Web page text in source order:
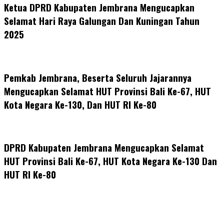
Ketua DPRD Kabupaten Jembrana Mengucapkan
Selamat Hari Raya Galungan Dan Kuningan Tahun
2025
Pemkab Jembrana, Beserta Seluruh Jajarannya
Mengucapkan Selamat HUT Provinsi Bali Ke-67, HUT
Kota Negara Ke-130, Dan HUT RI Ke-80
DPRD Kabupaten Jembrana Mengucapkan Selamat
HUT Provinsi Bali Ke-67, HUT Kota Negara Ke-130 Dan
HUT RI Ke-80